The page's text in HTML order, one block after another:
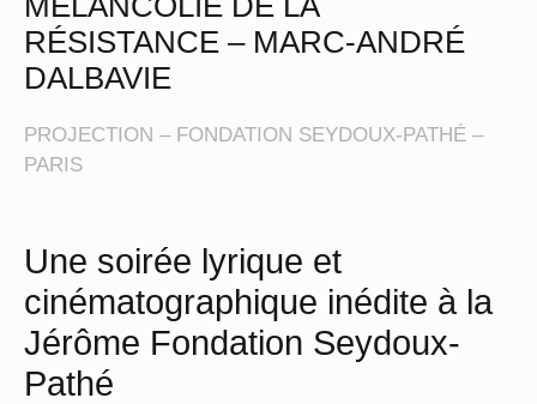
RÉSISTANCE – MARC-ANDRÉ
DALBAVIE
PROJECTION – FONDATION SEYDOUX-PATHÉ –
PARIS
Une soirée lyrique et
cinématographique inédite à la
Jérôme Fondation Seydoux-
Pathé